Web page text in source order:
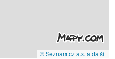
© Seznam.cz a.s. a další